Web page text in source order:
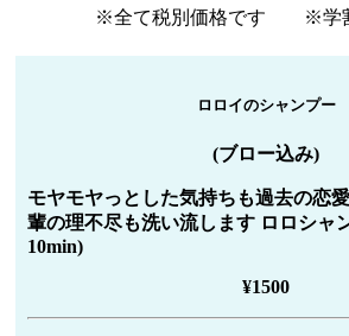
※全て税別価格です ※学
ロロイのシャンプー
(ブロー込み)
モヤモヤっとした気持ちも過去の恋
輩の理不尽も洗い流します ロロシャ
10min)
¥1500